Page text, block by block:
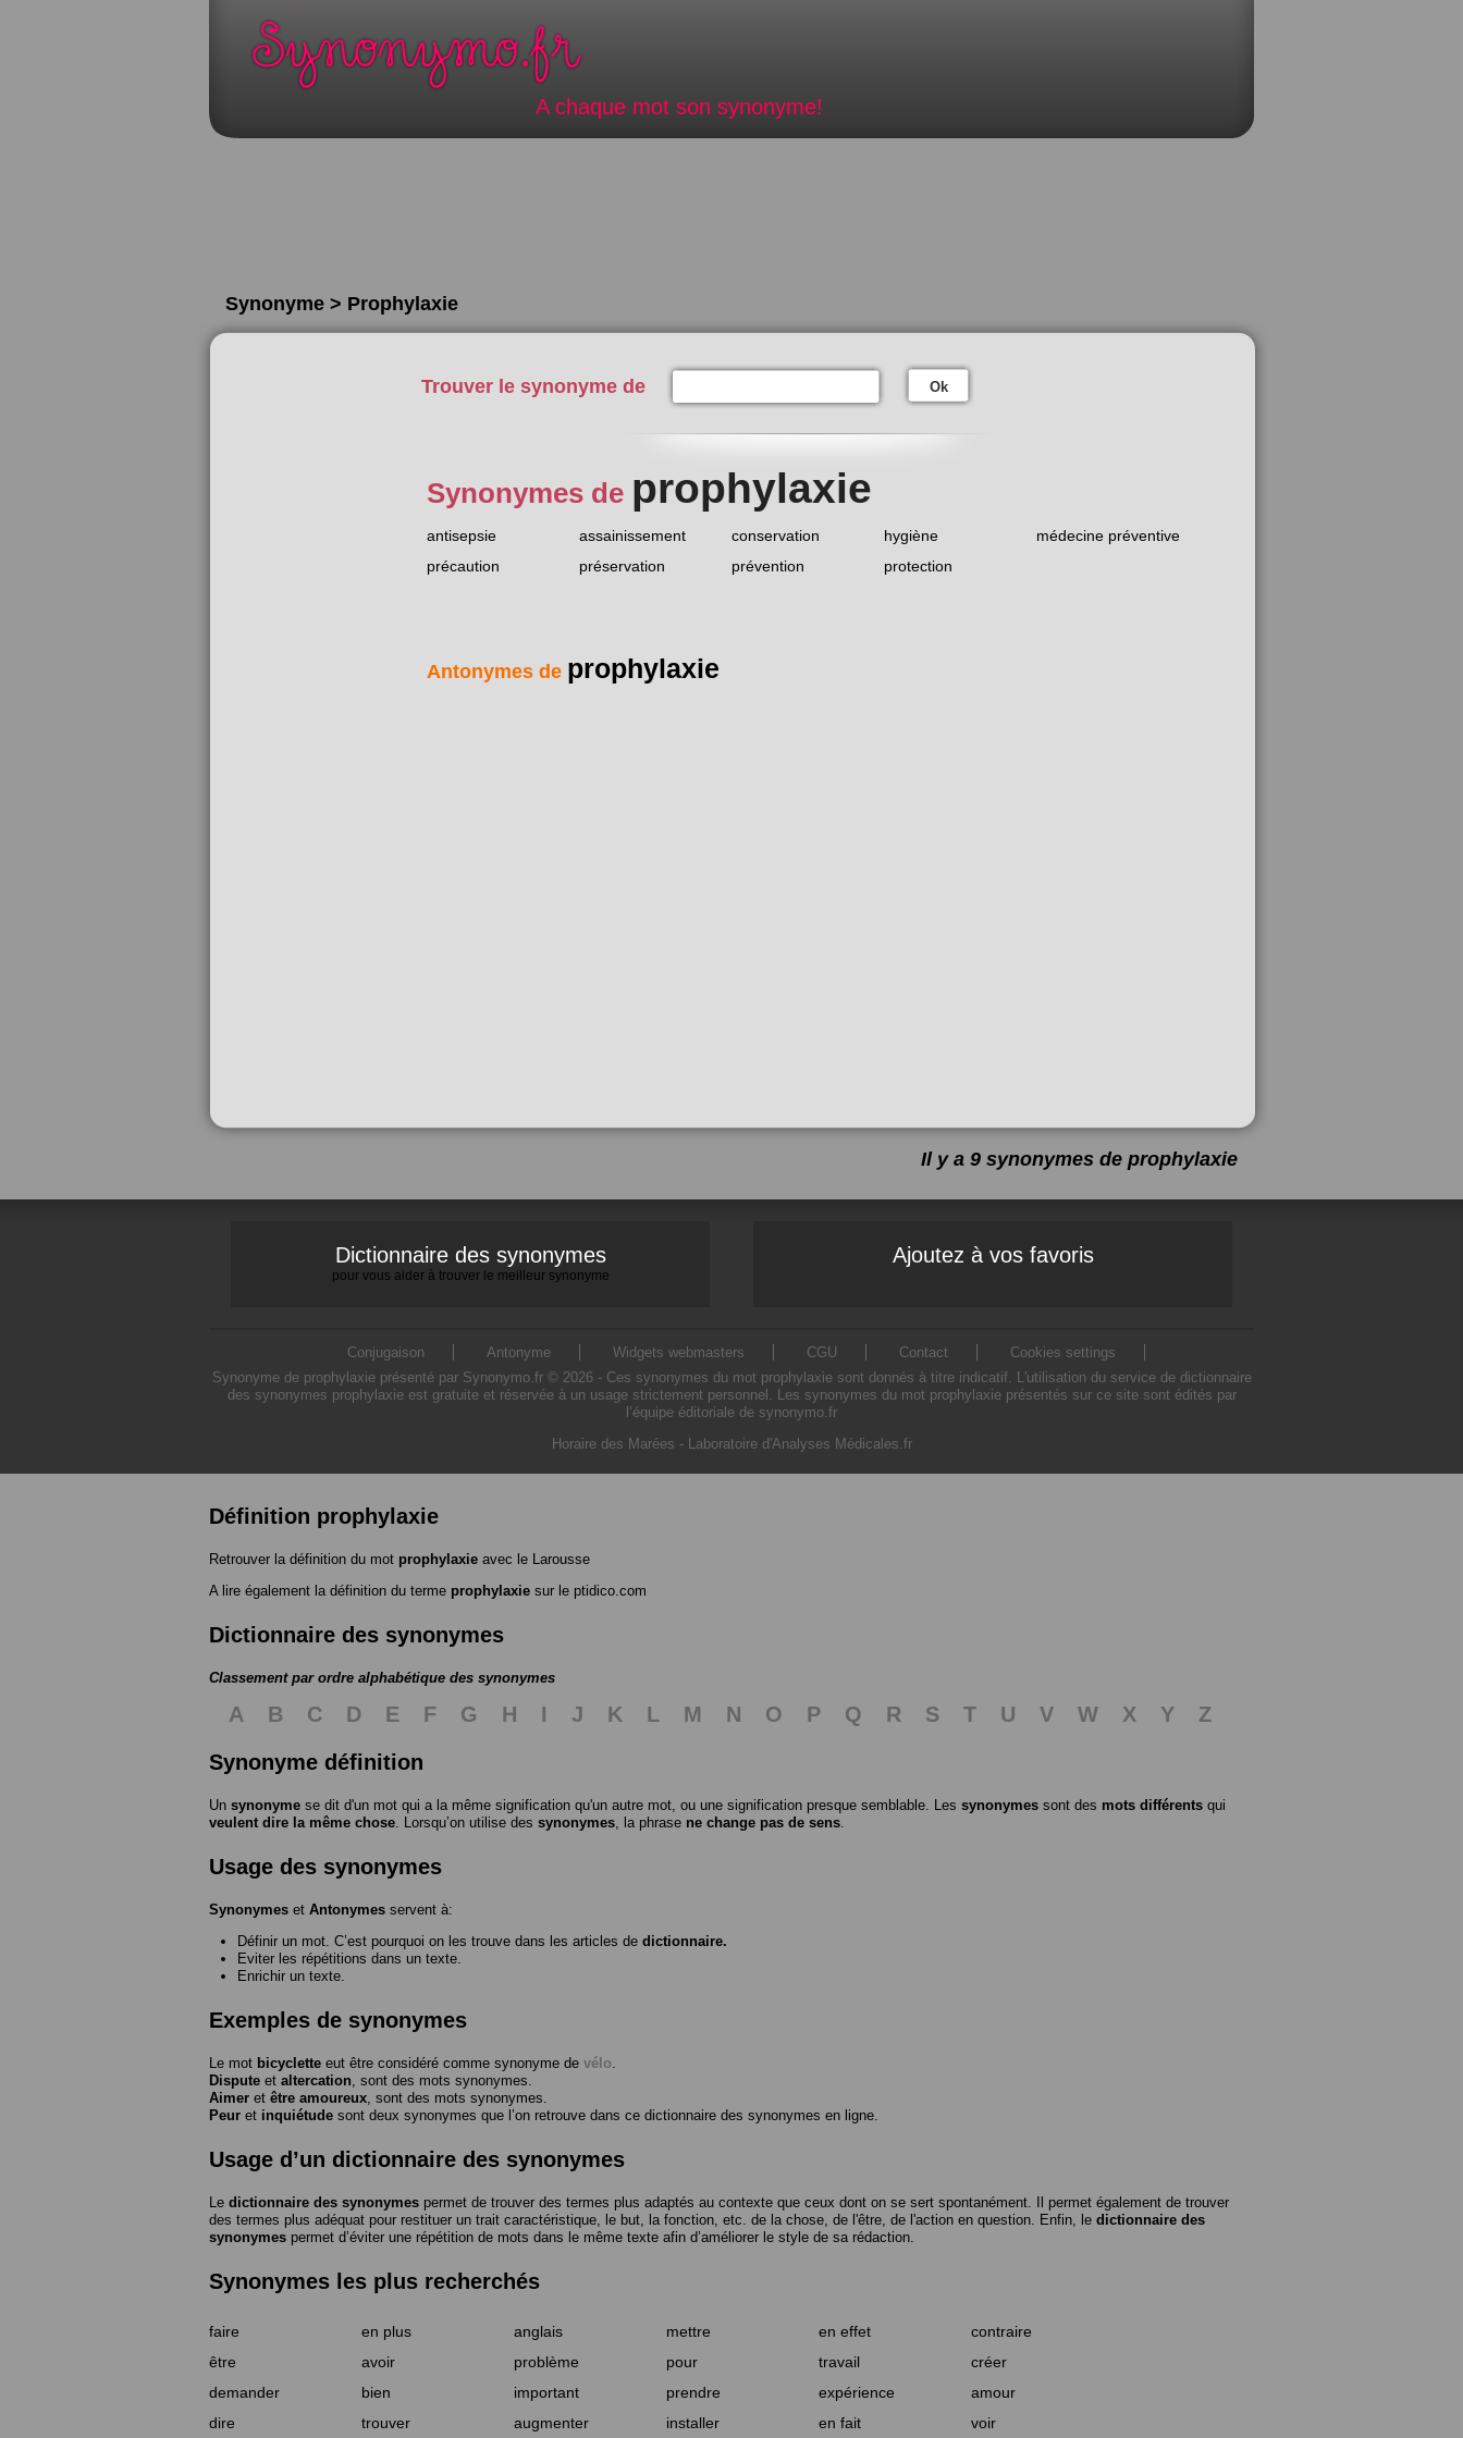
A chaque mot son synonyme!
Synonyme > Prophylaxie
Trouver le synonyme de Ok
Synonymes de prophylaxie
antisepsie assainissement conservation hygiène
médecine préventive
précaution
préservation prévention protection
Antonymes de prophylaxie
Il y a 9 synonymes de prophylaxie
Dictionnaire des synonymes
pour vous aider à trouver le meilleur synonyme
Ajoutez à vos favoris
Conjugaison Antonyme Widgets webmasters CGU Contact
Cookies settings
Synonyme de prophylaxie présenté par Synonymo.fr © 2026 - Ces synonymes du mot prophylaxie sont donnés à titre indicatif. L'utilisation du service de dictionnaire
des synonymes prophylaxie est gratuite et réservée à un usage strictement personnel. Les synonymes du mot prophylaxie présentés sur ce site sont édités par
l’équipe éditoriale de synonymo.fr
Horaire des Marées - Laboratoire d'Analyses Médicales.fr
Définition prophylaxie
Retrouver la définition du mot prophylaxie avec le Larousse
A lire également la définition du terme prophylaxie sur le ptidico.com
Dictionnaire des synonymes
Classement par ordre alphabétique des synonymes
A B C D E F G H I J K L M N O P Q R S T U V W X Y
Z
Synonyme définition
Un synonyme se dit d'un mot qui a la même signification qu'un autre mot, ou une signification presque semblable. Les synonymes sont des mots différents qui
veulent dire la même chose . Lorsqu’on utilise des synonymes , la phrase ne change pas de sens
Usage des synonymes
Synonymes et Antonymes servent à:
Définir un mot. C’est pourquoi on les trouve dans les articles de dictionnaire.
Eviter les répétitions dans un texte.
Enrichir un texte.
Exemples de synonymes
Le mot bicyclette eut être considéré comme synonyme de vélo
Dispute et altercation , sont des mots synonymes.
Aimer et être amoureux , sont des mots synonymes.
Peur et inquiétude sont deux synonymes que l’on retrouve dans ce dictionnaire des synonymes en ligne.
Usage d’un dictionnaire des synonymes
Le dictionnaire des synonymes permet de trouver des termes plus adaptés au contexte que ceux dont on se sert spontanément. Il permet également de trouver
des termes plus adéquat pour restituer un trait caractéristique, le but, la fonction, etc. de la chose, de l'être, de l'action en question. Enfin, le dictionnaire des
synonymes permet d’éviter une répétition de mots dans le même texte afin d’améliorer le style de sa rédaction.
Synonymes les plus recherchés
faire en plus anglais mettre en effet
contraire
être
avoir problème pour travail
créer
demander
bien important prendre expérience
amour
dire
trouver augmenter installer en fait voir